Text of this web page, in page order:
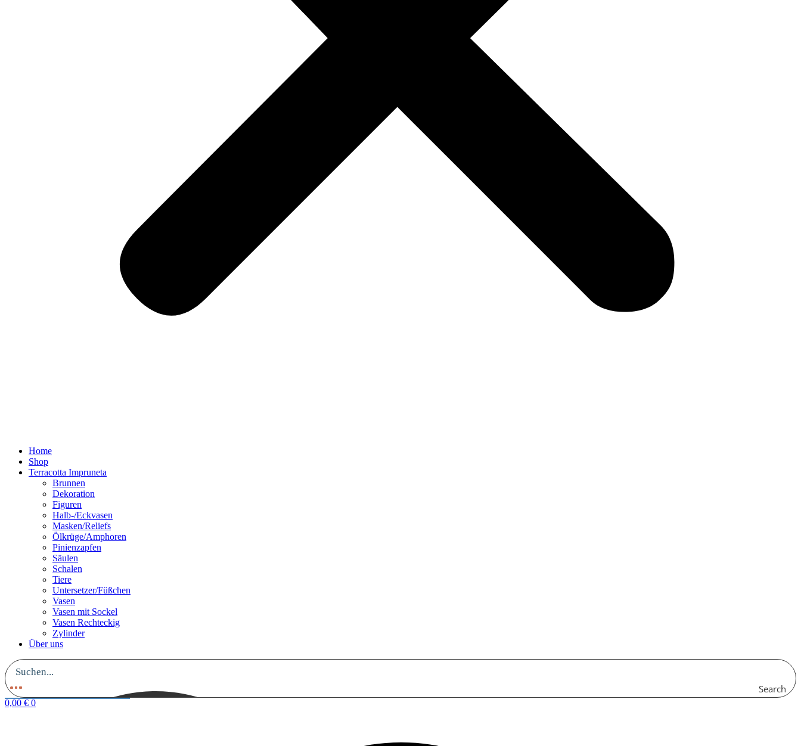
Home
Shop
Terracotta Impruneta
Brunnen
Dekoration
Figuren
Halb-/Eckvasen
Masken/Reliefs
Ölkrüge/Amphoren
Pinienzapfen
Säulen
Schalen
Tiere
Untersetzer/Füßchen
Vasen
Vasen mit Sockel
Vasen Rechteckig
Zylinder
Über uns
Search
0,00 € 0